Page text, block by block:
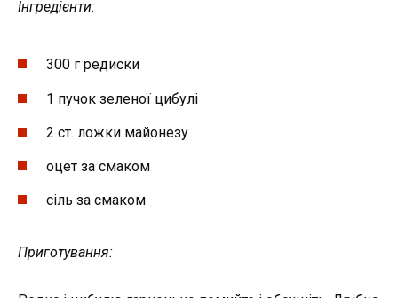
Інгредієнти:
300 г редиски
1 пучок зеленої цибулі
2 ст. ложки майонезу
оцет за смаком
сіль за смаком
Приготування: